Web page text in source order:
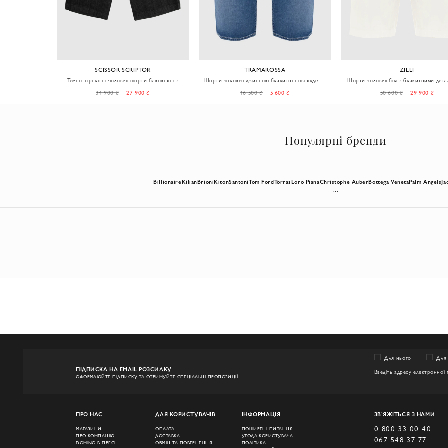
SCISSOR SCRIPTOR
Темно-сірі літні чоловічі шорти бавовняні з
34 900 ₴ 27 900 ₴
TRAMAROSSA
Шорти чоловічі джинсові блакитні повсякденні
16 500 ₴ 5 600 ₴
ZILLI
Шорти чоловічі білі з блакитними
50 600 ₴ 29 900 ₴
Популярні бренди
BillionaireKilianBrioniKitonSantoniTom FordTorrasLoro PianaChristophe AuberBottega VenetaPalm Angels
...
ПІДПИСКА НА EMAIL РОЗСИЛКУ
ОФОРМЛЮЙТЕ ПІДПИСКУ ТА ОТРИМУЙТЕ СПЕЦІАЛЬНІ ПРОПОЗИЦІЇ
Для нього
Для
ПРО НАС
МАГАЗИНИ
ПРО КОМПАНІЮ
DOMINO В ПРЕСІ
ДЛЯ КОРИСТУВАЧІВ
ОПЛАТА
ДОСТАВКА
ОБМІН ТА ПОВЕРНЕННЯ
ІНФОРМАЦІЯ
ПОШИРЕНІ ПИТАННЯ
УГОДА КОРИСТУВАЧА
ПОЛІТИКА
ЗВ’ЯЖІТЬСЯ З НАМИ
0 800 33 00 40
067 548 37 77